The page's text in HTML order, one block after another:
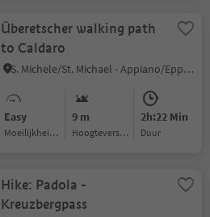
Überetscher walking path
to Caldaro
S. Michele/St. Michael - Appiano/Eppan, Eppan an der Weinstaße/Appiano sulla Strada del Vino, Alto Adige Wine Road
Easy
Moeilijkheidsgraad
9 m
Hoogteverschil
2h:22 Min
Duur
Hike: Padola -
Kreuzbergpass